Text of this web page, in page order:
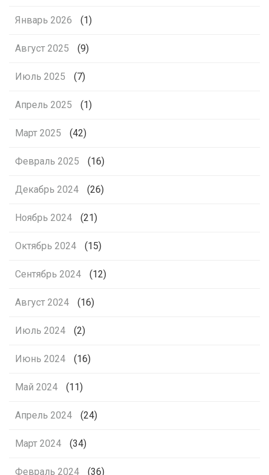
Январь 2026 (1)
Август 2025 (9)
Июль 2025 (7)
Апрель 2025 (1)
Март 2025 (42)
Февраль 2025 (16)
Декабрь 2024 (26)
Ноябрь 2024 (21)
Октябрь 2024 (15)
Сентябрь 2024 (12)
Август 2024 (16)
Июль 2024 (2)
Июнь 2024 (16)
Май 2024 (11)
Апрель 2024 (24)
Март 2024 (34)
Февраль 2024 (36)